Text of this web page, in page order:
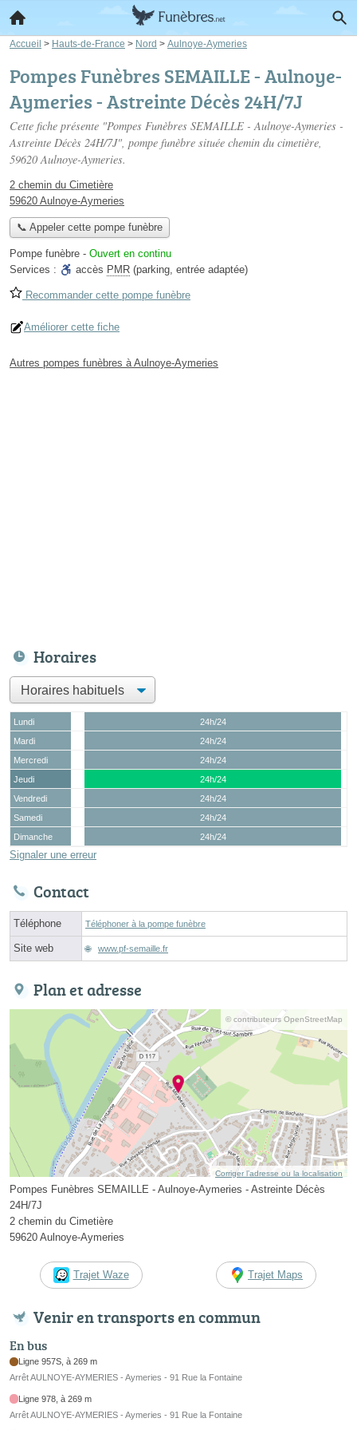
Accueil > Hauts-de-France > Nord > Aulnoye-Aymeries
Pompes Funèbres SEMAILLE - Aulnoye-
Aymeries - Astreinte Décès 24H/7J
Cette fiche présente "Pompes Funèbres SEMAILLE - Aulnoye-Aymeries -
Astreinte Décès 24H/7J", pompe funèbre située chemin du cimetière,
59620 Aulnoye-Aymeries.
2 chemin du Cimetière
59620 Aulnoye-Aymeries
📞 Appeler cette pompe funèbre
Pompe funèbre - Ouvert en continu
Services :
accès PMR (parking, entrée adaptée)
Recommander cette pompe funèbre
Améliorer cette fiche
Autres pompes funèbres à Aulnoye-Aymeries
Horaires
Lundi
24h/24
Mardi
24h/24
Mercredi
24h/24
Jeudi
24h/24
Vendredi
24h/24
Samedi
24h/24
Dimanche
24h/24
Signaler une erreur
Contact
Téléphone Téléphoner à la pompe funèbre
Site web www.pf-semaille.fr
Plan et adresse
© contributeurs OpenStreetMap
Corriger l’adresse ou la localisation
Pompes Funèbres SEMAILLE - Aulnoye-Aymeries - Astreinte Décès
24H/7J
2 chemin du Cimetière
59620 Aulnoye-Aymeries
Trajet Waze Trajet Maps
Venir en transports en commun
En bus
Ligne 957S, à 269 m
Arrêt AULNOYE-AYMERIES - Aymeries - 91 Rue la Fontaine
Ligne 978, à 269 m
Arrêt AULNOYE-AYMERIES - Aymeries - 91 Rue la Fontaine